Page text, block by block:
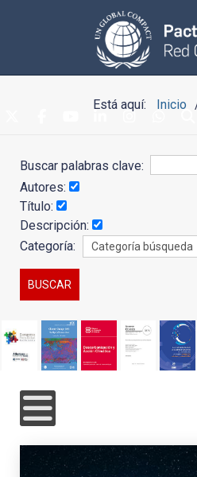
Está aquí: Inicio
Buscar palabras clave:
Autores:
Título:
Descripción:
Categoría: